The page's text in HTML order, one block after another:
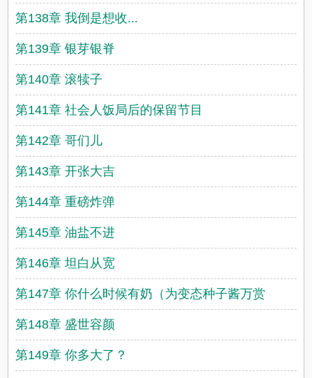
第138章 我倒是想收...
第139章 银芽银脊
第140章 滚犊子
第141章 社会人饭局后的保留节目
第142章 哥们儿
第143章 开张大吉
第144章 重磅炸弹
第145章 油盐不进
第146章 坦白从宽
第147章 你什么时候有奶（为变态种子酱万赏
第148章 盛世容颜
第149章 你多大了？